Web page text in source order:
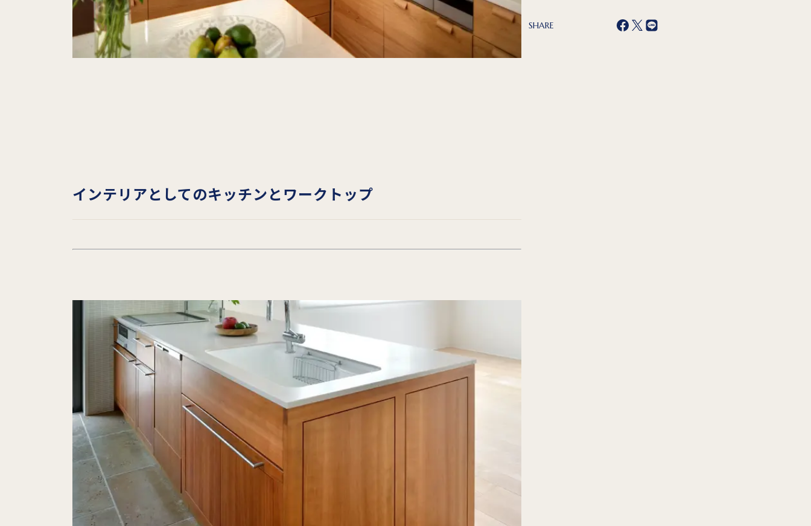
インテリアとしてのキッチンとワークトップ
SHARE